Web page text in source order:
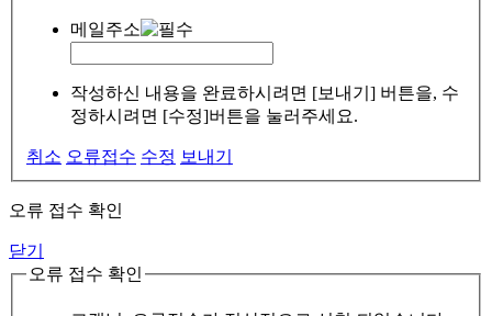
메일주소
작성하신 내용을 완료하시려면 [보내기] 버튼을, 수
정하시려면 [수정]버튼을 눌러주세요.
취소 오류접수 수정 보내기
오류 접수 확인
닫기
오류 접수 확인